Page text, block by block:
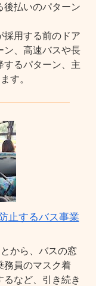
後払いのパターン
採用する前のドア
ン、高速バスや長
するパターン、主
す。
止するバス事業
から、バスの窓
務員のマスク着
など、引き続き